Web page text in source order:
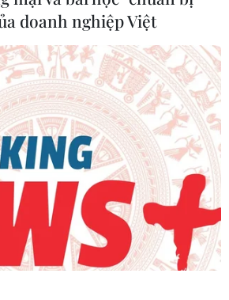
doanh nghiệp Việt